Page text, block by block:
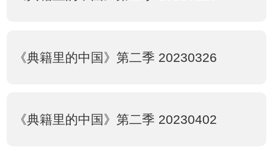
《典籍里的中国》第二季 20230326
《典籍里的中国》第二季 20230402